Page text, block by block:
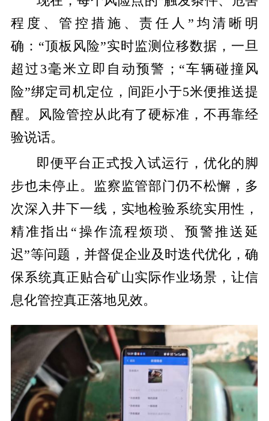
程度、管控措施、责任人”均清晰明
确：“顶板风险”实时监测位移数据，一旦
超过3毫米立即自动预警；“车辆碰撞风
险”绑定司机定位，间距小于5米便推送提
醒。风险管控从此有了硬标准，不再靠经
验说话。
即便平台正式投入试运行，优化的脚
步也未停止。监察监管部门仍不松懈，多
次深入井下一线，实地检验系统实用性，
精准指出“操作流程烦琐、预警推送延
迟”等问题，并督促企业及时迭代优化，确
保系统真正贴合矿山实际作业场景，让信
息化管控真正落地见效。